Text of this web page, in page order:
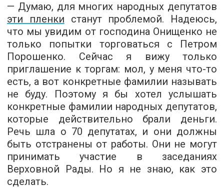
— Думаю, для многих народных депутатов
эти пленки станут проблемой. Надеюсь,
что мы увидим от господина Онищенко не
только попытки торговаться с Петром
Порошенко. Сейчас я вижу только
приглашение к торгам: мол, у меня что-то
есть, а вот конкретные фамилии называть
не буду. Поэтому я бы хотел услышать
конкретные фамилии народных депутатов,
которые действительно брали деньги.
Речь шла о 70 депутатах, и они должны
быть отстранены от работы. Они не могут
принимать участие в заседаниях
Верховной Рады. Но я не знаю, как это
сделать.